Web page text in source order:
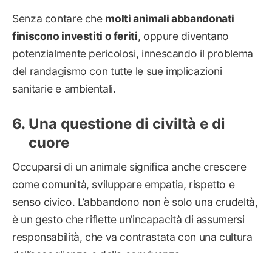
Senza contare che molti animali abbandonati
finiscono investiti o feriti, oppure diventano
potenzialmente pericolosi, innescando il problema
del randagismo con tutte le sue implicazioni
sanitarie e ambientali.
Una questione di civiltà e di
cuore
Occuparsi di un animale significa anche crescere
come comunità, sviluppare empatia, rispetto e
senso civico. L’abbandono non è solo una crudeltà,
è un gesto che riflette un’incapacità di assumersi
responsabilità, che va contrastata con una cultura